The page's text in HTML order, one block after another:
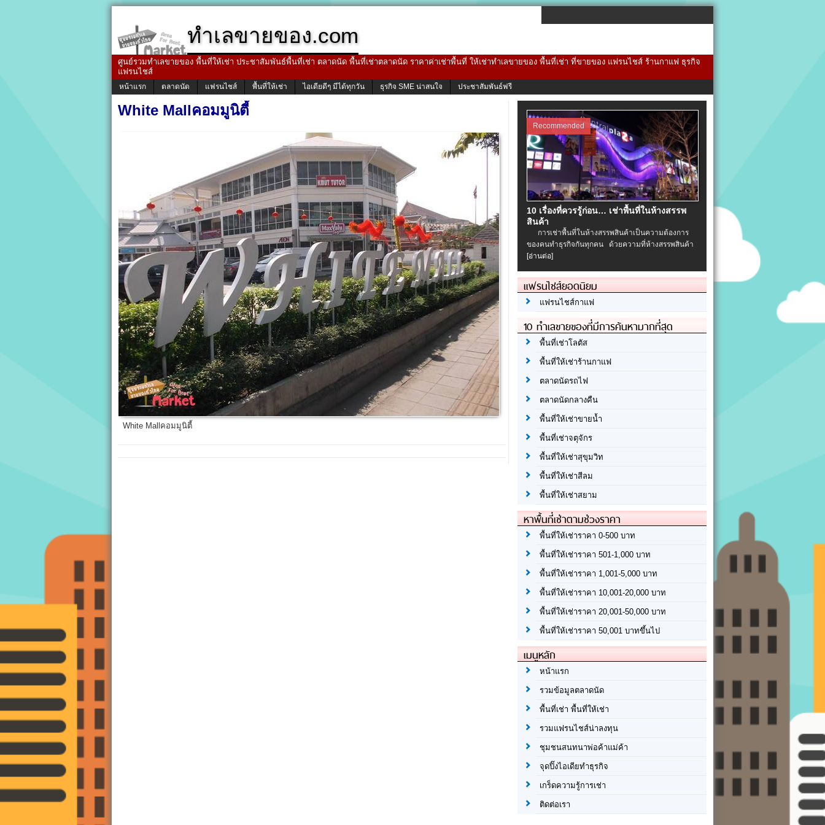
ทำเลขายของ.com
ศูนย์รวมทำเลขายของ พื้นที่ให้เช่า ประชาสัมพันธ์พื้นที่เช่า ตลาดนัด พื้นที่เช่าตลาดนัด ราคาค่าเช่าพื้นที่ ให้เช่าทำเลขายของ พื้นที่เช่า ที่ขายของ แฟรนไชส์ ร้านกาแฟ ธุรกิจ
แฟรนไชส์
หน้าแรก ตลาดนัด แฟรนไชส์ พื้นที่ให้เช่า ไอเดียดีๆ มีได้ทุกวัน ธุรกิจ SME น่าสนใจ ประชาสัมพันธ์ฟรี
White Mallคอมมูนิตี้
White Mallคอมมูนิตี้
Recommended
10 เรื่องที่ควรรู้ก่อน… เช่าพื้นที่ในห้างสรรพ
สินค้า
การเช่าพื้นที่ในห้างสรรพสินค้าเป็นความต้องการ
ของคนทำธุรกิจกันทุกคน ด้วยความที่ห้างสรรพสินค้า
[อ่านต่อ]
แฟรนไชส์ยอดนิยม
แฟรนไชส์กาแฟ
10 ทำเลขายของที่มีการค้นหามากที่สุด
พื้นที่เช่าโลตัส
พื้นที่ให้เช่าร้านกาแฟ
ตลาดนัดรถไฟ
ตลาดนัดกลางคืน
พื้นที่ให้เช่าขายน้ำ
พื้นที่เช่าจตุจักร
พื้นที่ให้เช่าสุขุมวิท
พื้นที่ให้เช่าสีลม
พื้นที่ให้เช่าสยาม
หาพื้นที่เช่าตามช่วงราคา
พื้นที่ให้เช่าราคา 0-500 บาท
พื้นที่ให้เช่าราคา 501-1,000 บาท
พื้นที่ให้เช่าราคา 1,001-5,000 บาท
พื้นที่ให้เช่าราคา 10,001-20,000 บาท
พื้นที่ให้เช่าราคา 20,001-50,000 บาท
พื้นที่ให้เช่าราคา 50,001 บาทขึ้นไป
เมนูหลัก
หน้าแรก
รวมข้อมูลตลาดนัด
พื้นที่เช่า พื้นที่ให้เช่า
รวมแฟรนไชส์น่าลงทุน
ชุมชนสนทนาพ่อค้าแม่ค้า
จุดปิ๊งไอเดียทำธุรกิจ
เกร็ดความรู้การเช่า
ติดต่อเรา